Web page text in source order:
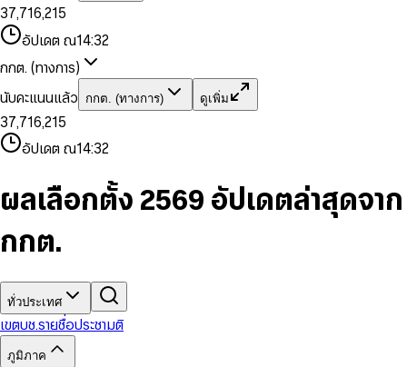
3
4
5
6
8
9
7
8
9
,7
8
9
1
2
3
4
5
6
7
8
9
6
7
8
9
,2
4
5
7
8
9
1
3
4
6
7
8
9
5
7
8
อัปเดต ณ14:32
กกต. (ทางการ)
นับคะแนนแล้ว
กกต. (ทางการ) ดูเพิ่ม
0
1
2
3
4
5
7
8
0
1
2
4
5
6
7
8
9
,
0
1
2
4
6
7
8
9
0
1
2
3
5
6
8
9
0
1
3
5
6
7
8
,
1
2
4
6
7
9
0
1
3
5
6
8
9
0
2
3
4
5
7
9
อัปเดต ณ14:32
ผลเลือกตั้ง 2569 อัปเดตล่าสุดจาก
กกต.
ทั่วประเทศ
เขตบช.รายชื่อประชามติ
ภูมิภาค